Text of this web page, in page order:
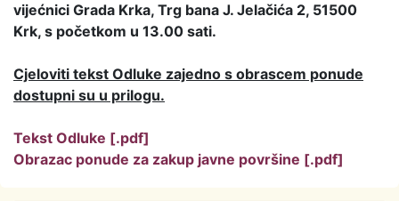
vijećnici Grada Krka, Trg bana J. Jelačića 2, 51500
Krk, s početkom u 13.00 sati.
Cjeloviti tekst Odluke zajedno s obrascem ponude
dostupni su u prilogu.
Tekst Odluke [.pdf]
Obrazac ponude za zakup javne površine [.pdf]